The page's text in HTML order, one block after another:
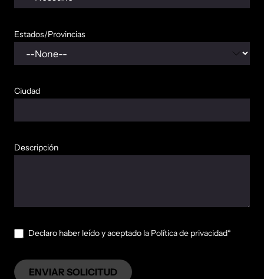
Estados/Provincias
Ciudad
Descripción
Declaro haber leído y aceptado la Política de privacidad*